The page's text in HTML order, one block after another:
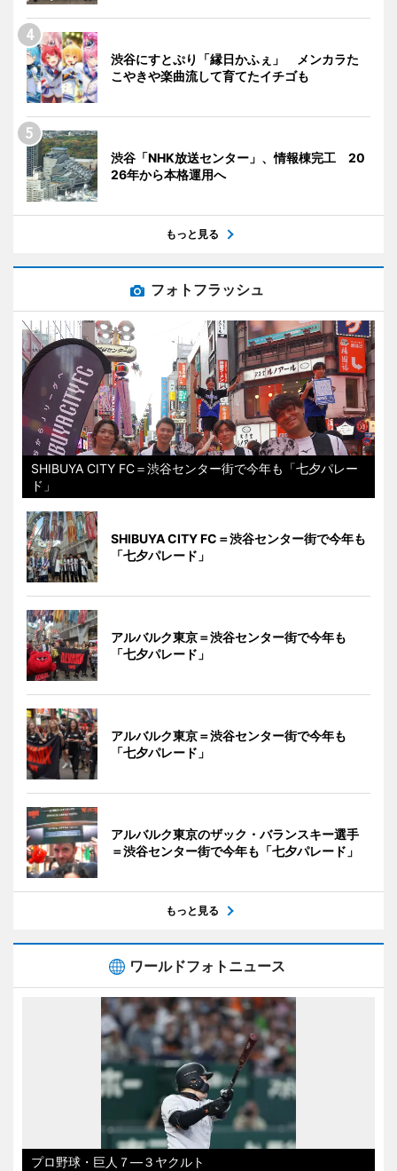
渋谷にすとぷり「縁日かふぇ」 メンカラた
こやきや楽曲流して育てたイチゴも
渋谷「NHK放送センター」、情報棟完工 20
26年から本格運用へ
もっと見る
フォトフラッシュ
SHIBUYA CITY FC＝渋谷センター街で今年も「七夕パレー
ド」
SHIBUYA CITY FC＝渋谷センター街で今年も
「七夕パレード」
アルバルク東京＝渋谷センター街で今年も
「七夕パレード」
アルバルク東京＝渋谷センター街で今年も
「七夕パレード」
アルバルク東京のザック・バランスキー選手
＝渋谷センター街で今年も「七夕パレード」
もっと見る
ワールドフォトニュース
プロ野球・巨人７―３ヤクルト